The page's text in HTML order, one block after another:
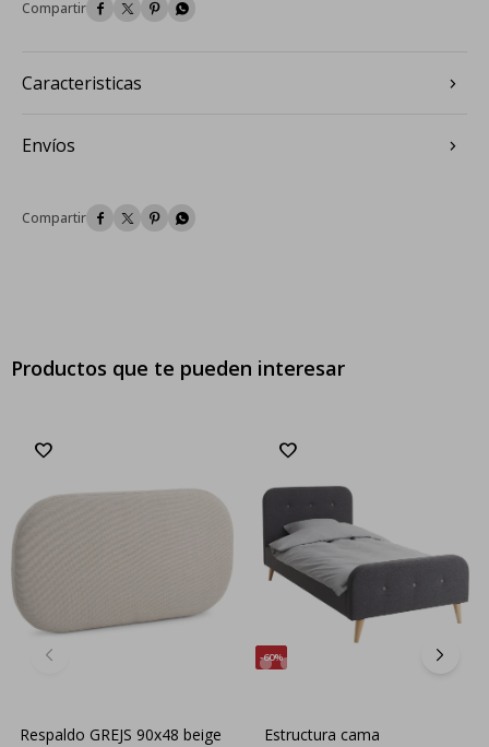
   
Caracteristicas
Envíos
   
Productos que te pueden interesar
Respaldo GREJS 90x48 beige
60
Estructura cama